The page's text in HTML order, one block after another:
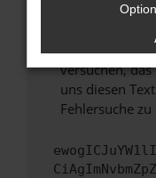
Wende dich
Wenn du alle
hast,
versuchen,
uns diesen
Fehlersuche